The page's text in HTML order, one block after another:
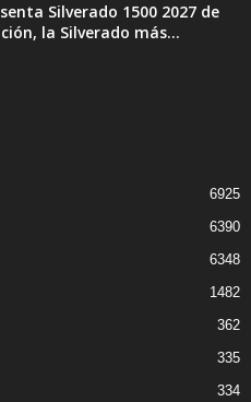
Silverado 1500 2027 de
la Silverado más...
6925
6390
6348
1482
362
335
334